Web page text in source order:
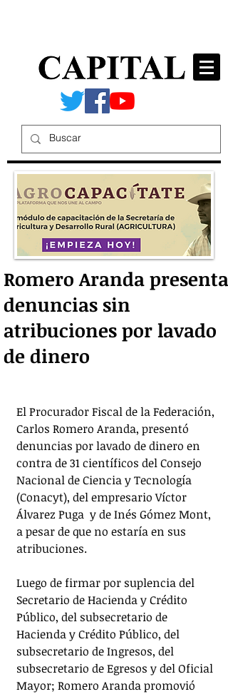
Romero Aranda presenta
denuncias sin
atribuciones por lavado
de dinero
El Procurador Fiscal de la Federación,
Carlos Romero Aranda, presentó
denuncias por lavado de dinero en
contra de 31 científicos del Consejo
Nacional de Ciencia y Tecnología
(Conacyt), del empresario Víctor
Álvarez Puga  y de Inés Gómez Mont,
a pesar de que no estaría en sus
atribuciones.
Luego de firmar por suplencia del
Secretario de Hacienda y Crédito
Público, del subsecretario de
Hacienda y Crédito Público, del
subsecretario de Ingresos, del
subsecretario de Egresos y del Oficial
Mayor; Romero Aranda promovió